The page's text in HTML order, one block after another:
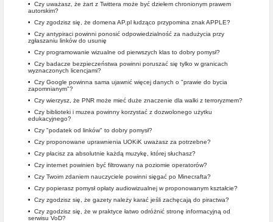
• Czy uważasz, że żart z Twittera może być dziełem chronionym prawem
autorskim?
• Czy zgodzisz się, że domena AP.pl łudząco przypomina znak APPLE?
• Czy antypiraci powinni ponosić odpowiedzialność za nadużycia przy
zgłaszaniu linków do usunię
• Czy programowanie wizualne od pierwszych klas to dobry pomysł?
• Czy badacze bezpieczeństwa powinni poruszać się tylko w granicach
wyznaczonych licencjami?
• Czy Google powinna sama ujawnić więcej danych o "prawie do bycia
zapomnianym"?
• Czy wierzysz, że PNR może mieć duże znaczenie dla walki z terroryzmem?
• Czy biblioteki i muzea powinny korzystać z dozwolonego użytku
edukacyjnego?
• Czy "podatek od linków" to dobry pomysł?
• Czy proponowane uprawnienia UOKiK uważasz za potrzebne?
• Czy płacisz za absolutnie każdą muzykę, której słuchasz?
• Czy internet powinien być filtrowany na poziomie operatorów?
• Czy Twoim zdaniem nauczyciele powinni sięgać po Minecrafta?
• Czy popierasz pomysł opłaty audiowizualnej w proponowanym kształcie?
• Czy zgodzisz się, że gazety należy karać jeśli zachęcają do piractwa?
• Czy zgodzisz się, że w praktyce łatwo odróżnić stronę informacyjną od
serwisu VoD?